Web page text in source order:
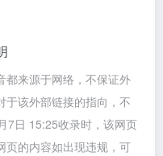
都来源于网络，不保证外
于该外部链接的指向，不
7日 15:25收录时，该网页
页的内容如出现违规，可